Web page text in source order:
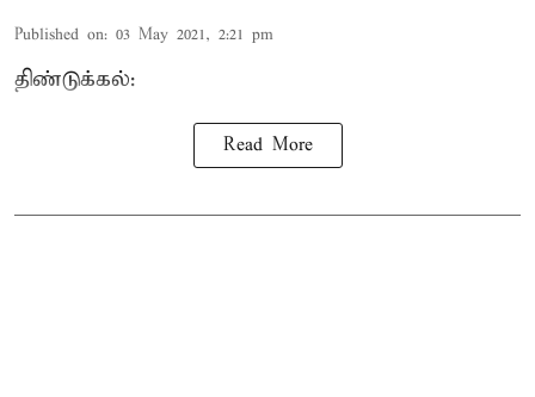
Published on: 03 May 2021, 2:21 pm
திண்டுக்கல்:
Read More